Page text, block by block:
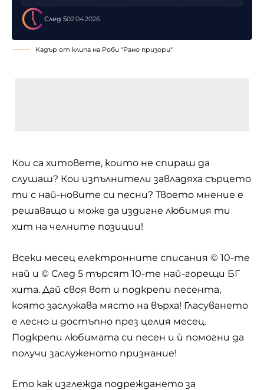
След 502.04.2026
Кадър от клипа на Роби "Рано призори"
Кои са хитовете, които не спираш да
слушаш? Кои изпълнители завладяха сърцето
ти с най-новите си песни? Твоето мнение е
решаващо и може да издигне любимия ти
хит на челните позиции!
Всеки месец електронните списания © 10-те
най и © След 5 търсят 10-те най-горещи БГ
хита. Дай своя вот и подкрепи песента,
която заслужава място на върха! Гласуването
е лесно и достъпно през целия месец.
Подкрепи любимата си песен и ѝ помогни да
получи заслуженото признание!
Ето как изглежда подреждането за